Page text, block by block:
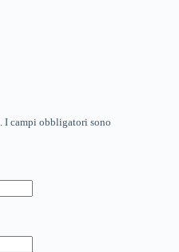
I campi obbligatori sono